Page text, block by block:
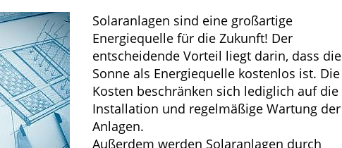
Solaranlagen sind eine großartige
Energiequelle für die Zukunft! Der
entscheidende Vorteil liegt darin, dass die
Sonne als Energiequelle kostenlos ist. Die
Kosten beschränken sich lediglich auf die
Installation und regelmäßige Wartung der
Anlagen.
Außerdem werden Solaranlagen durch